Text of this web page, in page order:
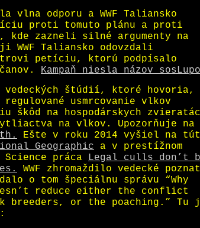
vlna odporu a WWF Taliansko
proti tomuto plánu a proti
kde zazneli silné argumenty na
WWF Taliansko odovzdali
petíciu, ktorú podpísalo
Kampaň niesla názov sosLupo
vedeckých štúdií, ktoré hovoria,
usmrcovanie vlkov
škôd na hospodárskych
na vlkov. Upozorňuje na
Ešte v roku 2014 vyšiel na
Geographic a v prestížnom
Science práca Legal culls don’t
WWF zhromaždilo vedecké
o tom špeciálnu správu “Why
reduce either the conflict
breeders, or the poaching.” Tu